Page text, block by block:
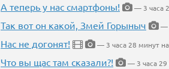
А теперь у нас смартфоны!
— 3 часа
Так вот он какой, Змей Горыныч
—
Нас не догонят!
— 3 часа 28 минут
Что вы щас там сказали?! — 3 часа 29